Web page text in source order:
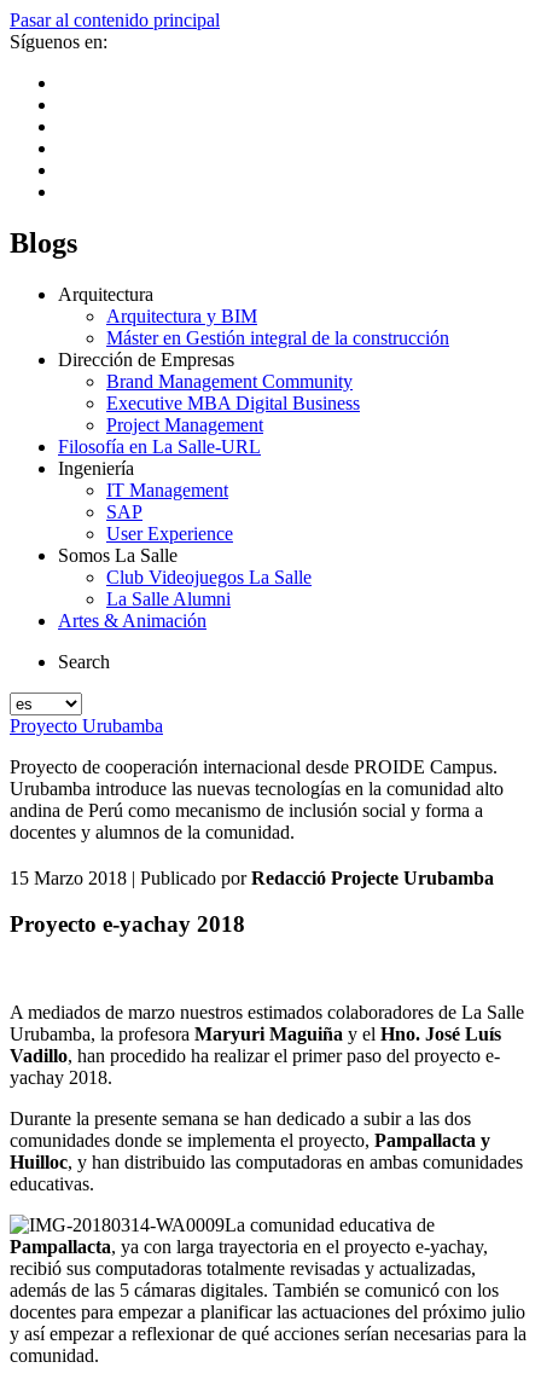
Pasar al contenido principal
Síguenos en:
Blogs
Arquitectura
Arquitectura y BIM
Máster en Gestión integral de la construcción
Dirección de Empresas
Brand Management Community
Executive MBA Digital Business
Project Management
Filosofía en La Salle-URL
Ingeniería
IT Management
SAP
User Experience
Somos La Salle
Club Videojuegos La Salle
La Salle Alumni
Artes & Animación
Search
Proyecto Urubamba
Proyecto de cooperación internacional desde PROIDE Campus.
Urubamba introduce las nuevas tecnologías en la comunidad alto
andina de Perú como mecanismo de inclusión social y forma a
docentes y alumnos de la comunidad.
15 Marzo 2018 | Publicado porRedacció Projecte Urubamba
Proyecto e-yachay 2018
A mediados de marzo nuestros estimados colaboradores de La Salle
Urubamba, la profesora Maryuri Maguiña y el Hno. José Luís
Vadillo, han procedido ha realizar el primer paso del proyecto e-
yachay 2018.
Durante la presente semana se han dedicado a subir a las dos
comunidades donde se implementa el proyecto, Pampallacta y
Huilloc, y han distribuido las computadoras en ambas comunidades
educativas.
La comunidad educativa de
Pampallacta, ya con larga trayectoria en el proyecto e-yachay,
recibió sus computadoras totalmente revisadas y actualizadas,
además de las 5 cámaras digitales. También se comunicó con los
docentes para empezar a planificar las actuaciones del próximo julio
y así empezar a reflexionar de qué acciones serían necesarias para la
comunidad.